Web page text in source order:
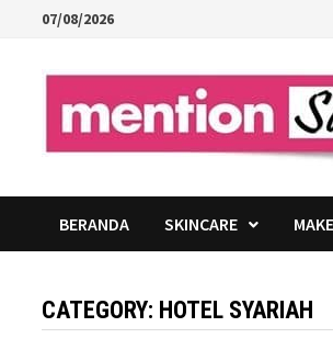
content
07/08/2026
BERANDA SKINCARE
CATEGORY: HOTEL SYARIAH